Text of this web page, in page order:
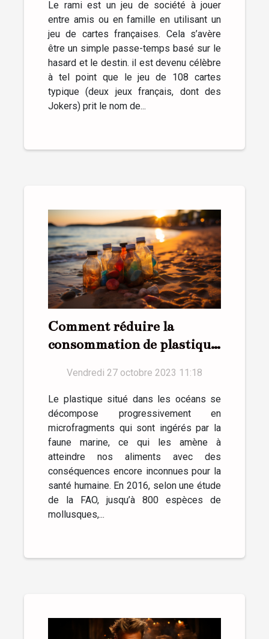
Le rami est un jeu de société à jouer
entre amis ou en famille en utilisant un
jeu de cartes françaises. Cela s’avère
être un simple passe-temps basé sur le
hasard et le destin. il est devenu célèbre
à tel point que le jeu de 108 cartes
typique (deux jeux français, dont des
Jokers) prit le nom de...
Comment réduire la
consommation de plastique
Vendredi 27 octobre 2023 11:18
Le plastique situé dans les océans se
décompose progressivement en
microfragments qui sont ingérés par la
faune marine, ce qui les amène à
atteindre nos aliments avec des
conséquences encore inconnues pour la
santé humaine. En 2016, selon une étude
de la FAO, jusqu’à 800 espèces de
mollusques,...